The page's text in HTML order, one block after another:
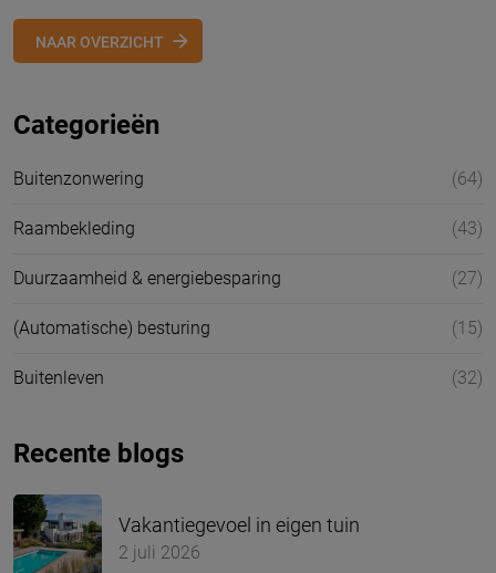
NAAR OVERZICHT
Categorieën
Buitenzonwering (64)
Raambekleding (43)
Duurzaamheid & energiebesparing (27)
(Automatische) besturing (15)
Buitenleven (32)
Recente blogs
Vakantiegevoel in eigen tuin
2 juli 2026